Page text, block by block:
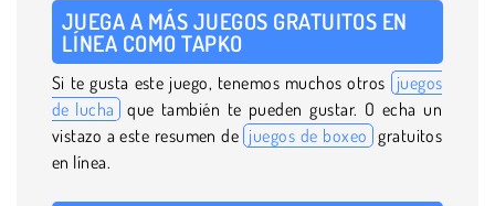
JUEGA A MÁS JUEGOS GRATUITOS EN
LÍNEA COMO TAPKO
Si te gusta este juego, tenemos muchos otros juegos
de lucha que también te pueden gustar. O echa un
vistazo a este resumen de juegos de boxeo gratuitos
en línea.